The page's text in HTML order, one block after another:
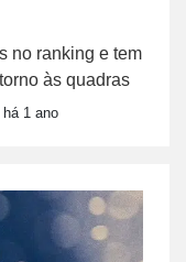
no ranking e tem
às quadras
1 ano